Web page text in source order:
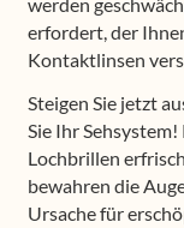
erfordert, der
Kontaktlinsen
Steigen Sie jetzt
Sie Ihr
Lochbrillen
bewahren die
Ursache für